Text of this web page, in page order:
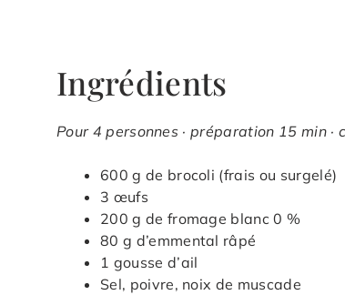
Ingrédients
Pour 4 personnes · préparation 15 min ·
600 g de brocoli (frais ou surgelé)
3 œufs
200 g de fromage blanc 0 %
80 g d’emmental râpé
1 gousse d’ail
Sel, poivre, noix de muscade